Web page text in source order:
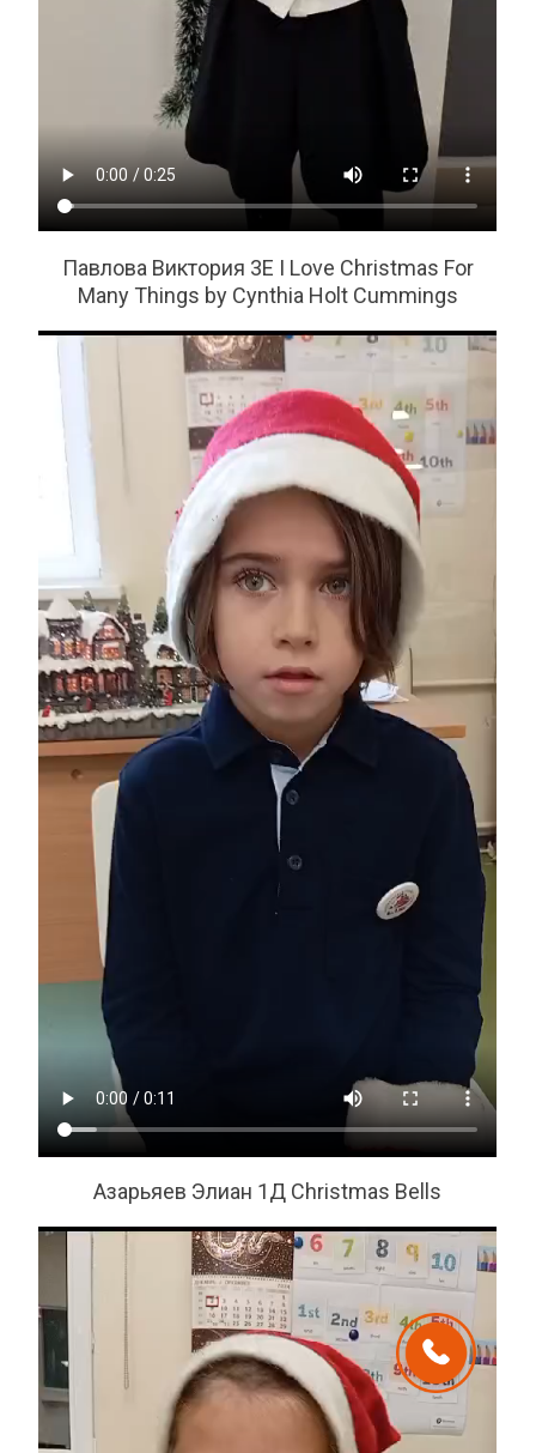
Павлова Виктория 3Е I Love Christmas For
Many Things by Cynthia Holt Cummings
Азарьяев Элиан 1Д Christmas Bells